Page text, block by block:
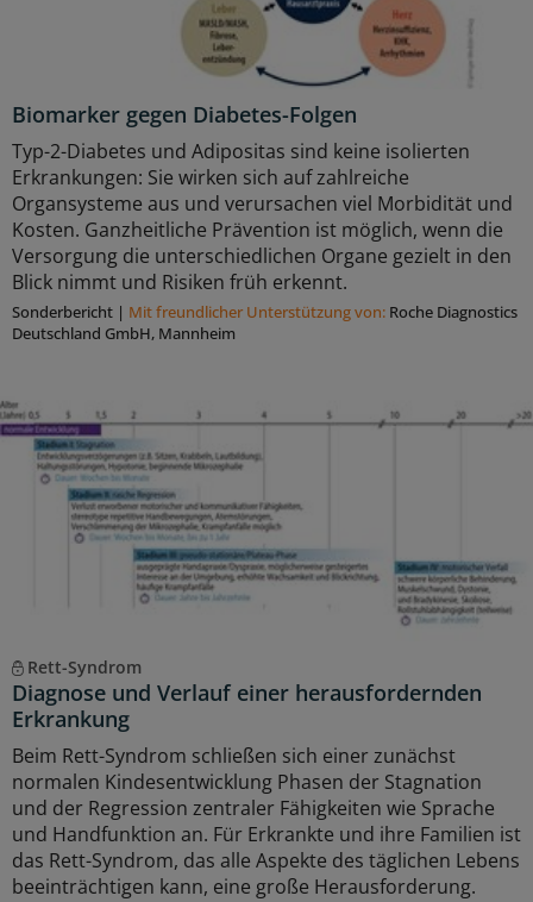
Biomarker gegen Diabetes-Folgen
Typ-2-Diabetes und Adipositas sind keine isolierten
Erkrankungen: Sie wirken sich auf zahlreiche
Organsysteme aus und verursachen viel Morbidität und
Kosten. Ganzheitliche Prävention ist möglich, wenn die
Versorgung die unterschiedlichen Organe gezielt in den
Blick nimmt und Risiken früh erkennt.
Sonderbericht | Mit freundlicher Unterstützung von: Roche Diagnostics
Deutschland GmbH, Mannheim
Rett-Syndrom
Diagnose und Verlauf einer herausfordernden
Erkrankung
Beim Rett-Syndrom schließen sich einer zunächst
normalen Kindesentwicklung Phasen der Stagnation
und der Regression zentraler Fähigkeiten wie Sprache
und Handfunktion an. Für Erkrankte und ihre Familien ist
das Rett-Syndrom, das alle Aspekte des täglichen Lebens
beeinträchtigen kann, eine große Herausforderung.